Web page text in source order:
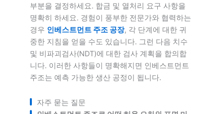
부분을 결정하세요. 합금 및 열처리 요구 사항을
명확히 하세요. 경험이 풍부한 전문가와 협력하는
경우 인베스트먼트 주조 공장, 각 단계에 대한 귀
중한 지침을 얻을 수도 있습니다. 그런 다음 치수
및 비파괴검사(NDT)에 대한 검사 계획을 합의합
니다. 이러한 사항들이 명확해지면 인베스트먼트
주조는 예측 가능한 생산 공정이 됩니다.
자주 묻는 질문